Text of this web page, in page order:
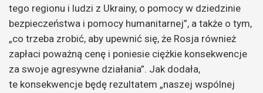
tego regionu i ludzi z Ukrainy, o pomocy w dziedzinie
bezpieczeństwa i pomocy humanitarnej”, a także o tym,
„co trzeba zrobić, aby upewnić się, że Rosja również
zapłaci poważną cenę i poniesie ciężkie konsekwencje
za swoje agresywne działania”. Jak dodała,
te konsekwencje będę rezultatem „naszej wspólnej